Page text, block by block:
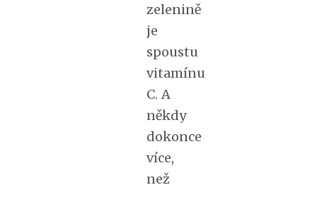
zelenině
je
spoustu
vitamínu
C. A
někdy
dokonce
více,
než